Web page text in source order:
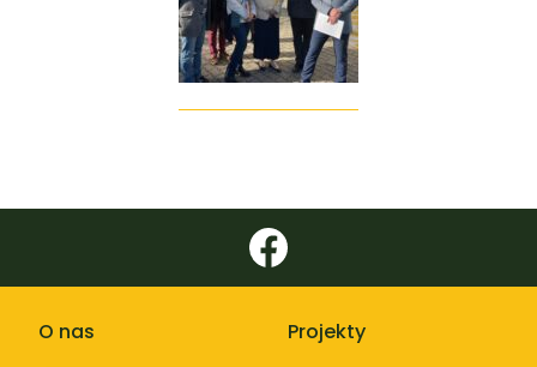
O nas
Projekty